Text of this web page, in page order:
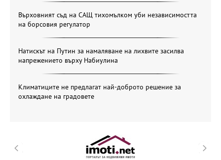
Върховният съд на САЩ тихомълком уби независимостта
на борсовия регулатор
Натискът на Путин за намаляване на лихвите засилва
напрежението върху Набиулина
Климатиците не предлагат най-доброто решение за
охлаждане на градовете